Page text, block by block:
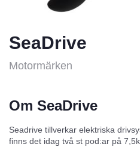
SeaDrive
Motormärken
Om SeaDrive
Seadrive tillverkar elektriska
finns det idag två st pod:ar på